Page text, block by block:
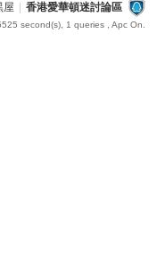
屋 香港愛華頓迷討論區
second(s), 1 queries , Apc On.